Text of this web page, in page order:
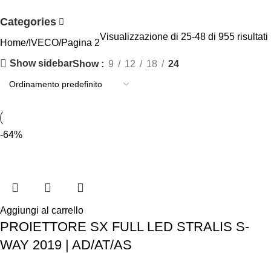
Categories
Home IVECO Pagina 2
Visualizzazione di 25-48 di 955 risultati
Show sidebarShow 9 12 18 24
-64%
Aggiungi al carrello
PROIETTORE SX FULL LED STRALIS S-
WAY 2019 | AD/AT/AS